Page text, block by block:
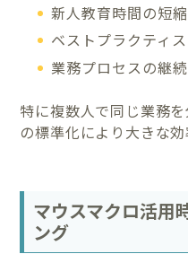
新人教育時間の短縮
ベストプラクティ
業務プロセスの継
特に複数人で同じ業務
の標準化により大きな効
マウスマクロ活用
ング